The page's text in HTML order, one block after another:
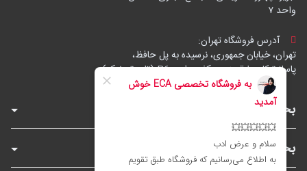
واحد ۷
آدرس فروشگاه تهران:
تهران، خیابان جمهوری، نرسیده به پل حافظ،
پاساژ توکل، طبقه زیرهمکف، واحد B6 (تاپ ترونیک)
بخش‌های فروشگاه
بخش‌های سایت